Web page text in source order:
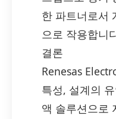
한 파트너로서
으로 작용합니
결론
Renesas
특성, 설계의
액 솔루션으로